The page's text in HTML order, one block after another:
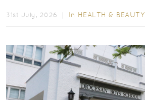
31st July, 2026 ｜ In HEALTH & BEAUTY